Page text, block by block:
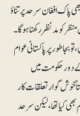
افغان سرحد پر تناؤ
کو مدنظر رکھنا ہو گا۔
تو بجا طور پر پاکستانی عوام
دور حکومت میں
خوش گوار تعلقات کار
کیا تھا،لیکن سرحد